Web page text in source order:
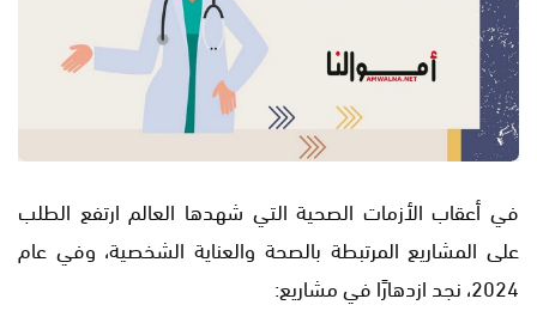
في أعقاب الأزمات الصحية التي شهدها العالم ارتفع الطلب
على المشاريع المرتبطة بالصحة والعناية الشخصية، وفي عام
2024، نجد ازدهارًا في مشاريع: